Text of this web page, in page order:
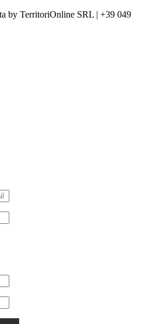
by TerritoriOnline SRL | +39 049